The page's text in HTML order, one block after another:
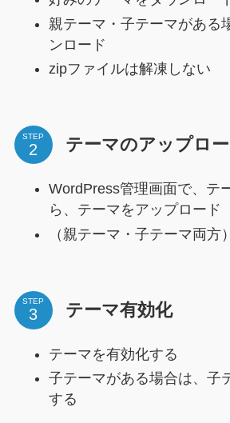
親テーマ・子テーマがある
ンロード
zipファイルは解凍しない
STEP テーマのアップロ
WordPress管理画面で、テ
ら、テーマをアップロード
（親テーマ・子テーマ両方）
STEP テーマ有効化
テーマを有効化する
子テーマがある場合は、子
する